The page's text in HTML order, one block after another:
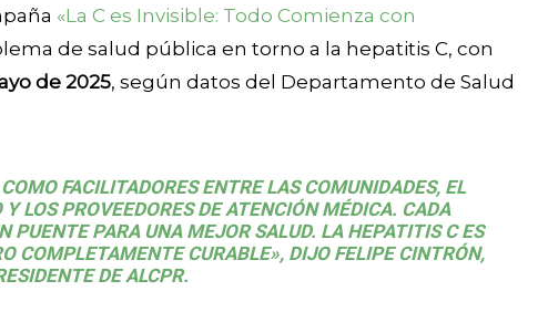
«La C es Invisible: Todo Comienza con
de salud pública en torno a la hepatitis C, con
de 2025, según datos del Departamento de Salud
FACILITADORES ENTRE LAS COMUNIDADES, EL
LOS PROVEEDORES DE ATENCIÓN MÉDICA. CADA
PUENTE PARA UNA MEJOR SALUD. LA HEPATITIS C ES
COMPLETAMENTE CURABLE», DIJO FELIPE CINTRÓN,
DE ALCPR.